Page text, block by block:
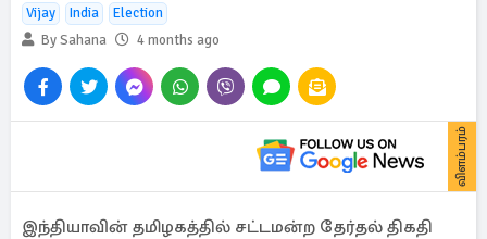
Vijay India
Election
By Sahana
4 months ago
விளம்பரம்
இந்தியாவின் தமிழகத்தில் சட்டமன்ற தேர்தல் திகதி